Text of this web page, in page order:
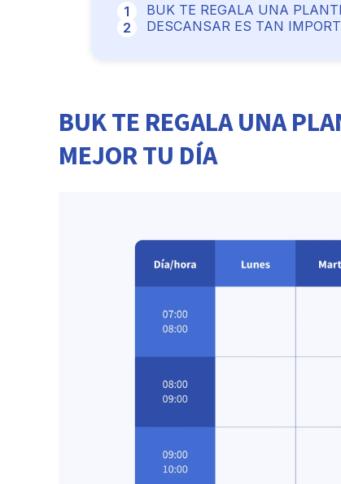
BUK TE REGALA UNA
DESCANSAR ES TAN
BUK TE REGALA UNA
MEJOR TU DÍA